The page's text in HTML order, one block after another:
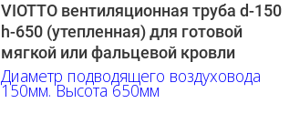
VIOTTO вентиляционная труба d-150
h-650 (утепленная) для готовой
мягкой или фальцевой кровли
Диаметр подводящего воздуховода
150мм. Высота 650мм